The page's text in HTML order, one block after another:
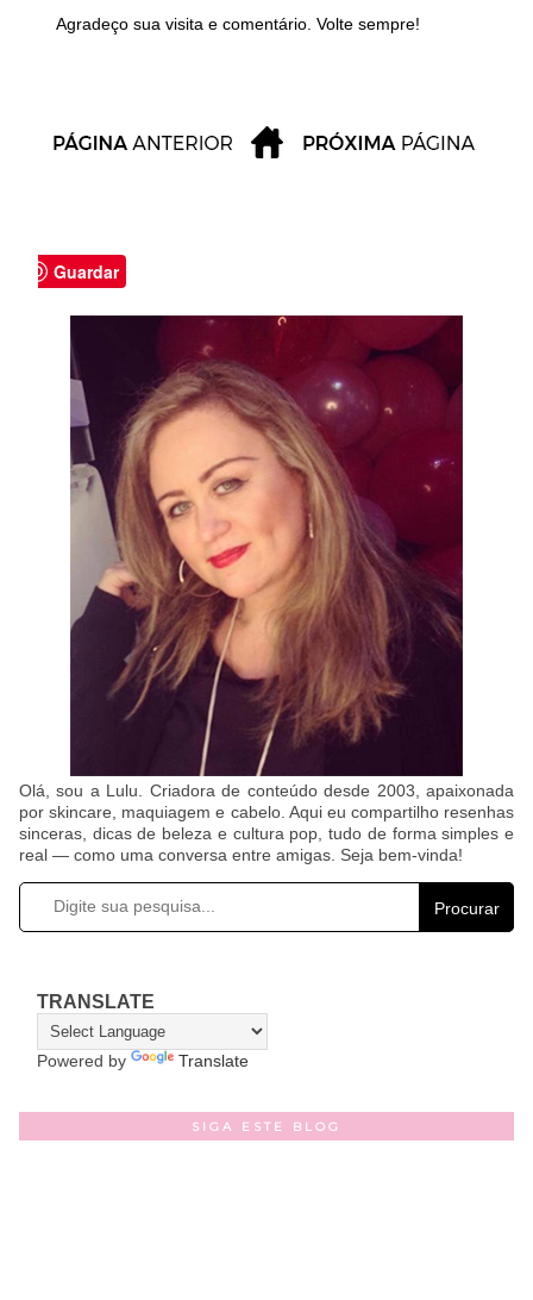
Agradeço sua visita e comentário. Volte sempre!
Guardar
Olá, sou a Lulu. Criadora de conteúdo desde 2003, apaixonada
por skincare, maquiagem e cabelo. Aqui eu compartilho resenhas
sinceras, dicas de beleza e cultura pop, tudo de forma simples e
real — como uma conversa entre amigas. Seja bem-vinda!
Procurar
TRANSLATE
Powered by Translate
SIGA ESTE BLOG